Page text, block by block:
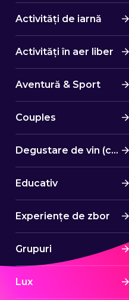
Activități de iarnă
Activități în aer liber
Aventură & Sport
Couples
Degustare de vin (cină)
Educativ
Experiențe de zbor
Grupuri
Lux